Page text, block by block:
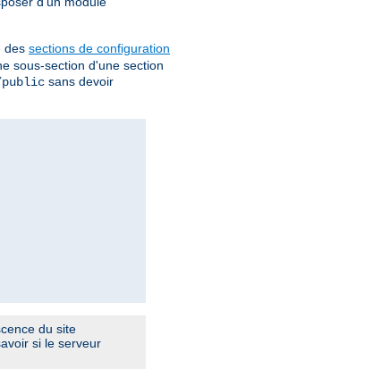
des sections de configuration
sous-section d'une section
public sans devoir
du site
si le serveur